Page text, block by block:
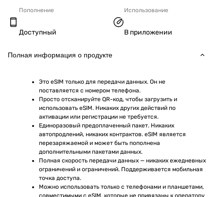
Пополнение
Доступный
Использование
В приложении
Полная информация о продукте
Это eSIM только для передачи данных. Он не
поставляется с номером телефона.
Просто отсканируйте QR-код, чтобы загрузить и
использовать eSIM. Никаких других действий по
активации или регистрации не требуется.
Единоразовый предоплаченный пакет. Никаких
автопродлений, никаких контрактов. eSIM является
перезаряжаемой и может быть пополнена
дополнительными пакетами данных.
Полная скорость передачи данных — никаких ежедневных
ограничений и ограничений. Поддерживается мобильная
точка доступа.
Можно использовать только с телефонами и планшетами,
совместимыми с eSIM, которые не привязаны к оператору